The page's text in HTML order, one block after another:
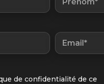
de confidentialité de ce